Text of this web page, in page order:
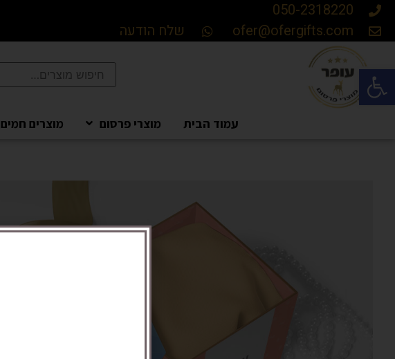
פתח סרגל נגישות
050-2318220
ofer@ofergifts.com
שלח הודעה
עמוד הבית מוצרי פרסום מוצרים חמים